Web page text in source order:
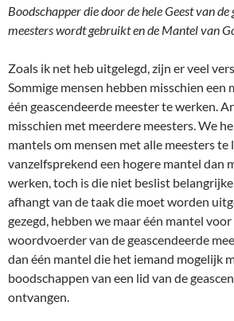
Boodschapper die door de hele Geest van de
meesters wordt gebruikt en de Mantel van
Zoals ik net heb uitgelegd, zijn er veel
Sommige mensen hebben misschien een
één geascendeerde meester te werken.
misschien met meerdere meesters. We
mantels om mensen met alle meesters
vanzelfsprekend een hogere mantel dan
werken, toch is die niet beslist
afhangt van de taak die moet worden
gezegd, hebben we maar één mantel
woordvoerder van de geascendeerde
dan één mantel die het iemand mogelijk
boodschappen van een lid van de
ontvangen.